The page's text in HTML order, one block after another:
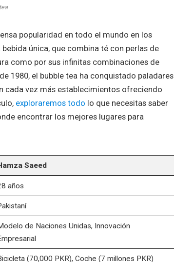
popularidad en todo el mundo en los
única, que combina té con perlas de
como por sus infinitas combinaciones de
1980, el bubble tea ha conquistado paladares
cada vez más establecimientos ofreciendo
exploraremos todo lo que necesitas saber
encontrar los mejores lugares para
Saeed
años
de Naciones Unidas, Innovación
(70,000 PKR), Coche (7 millones PKR)